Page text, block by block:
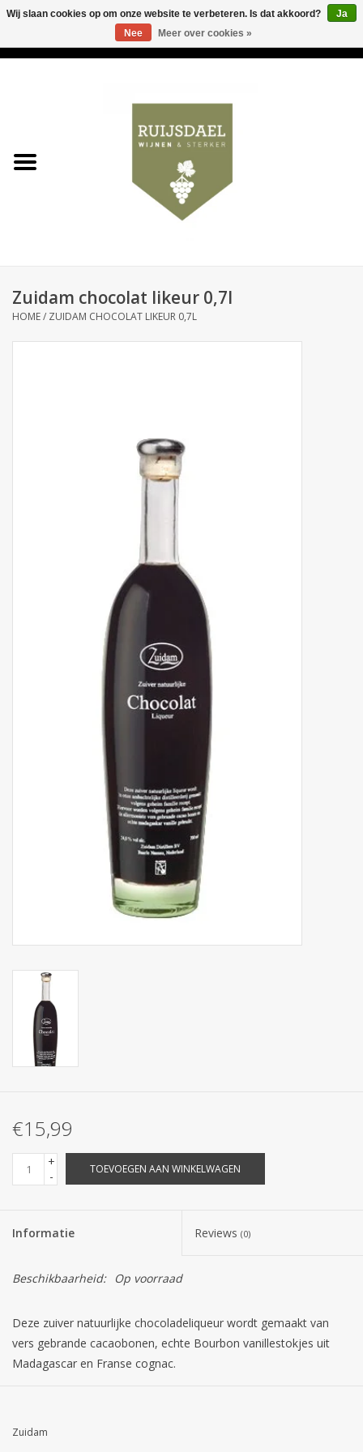
& sterker
Contact
Zuidam chocolat likeur 0,7l
HOME/ ZUIDAM CHOCOLAT LIKEUR 0,7L
€15,99
+
-
TOEVOEGEN AAN WINKELWAGEN
Informatie Reviews (0)
Beschikbaarheid: Op voorraad
Deze zuiver natuurlijke chocoladeliqueur wordt gemaakt van
vers gebrande cacaobonen, echte Bourbon vanillestokjes uit
Madagascar en Franse cognac.
Zuidam
Wij slaan cookies op om onze website te verbeteren. Is dat akkoord?
Ja
Nee
Meer over cookies »